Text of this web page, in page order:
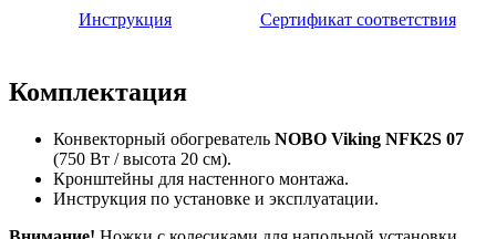
Инструкция Сертификат соответствия
Комплектация
Конвекторный обогреватель NOBO Viking NFK2S 07
(750 Вт / высота 20 см).
Кронштейны для настенного монтажа.
Инструкция по установке и эксплуатации.